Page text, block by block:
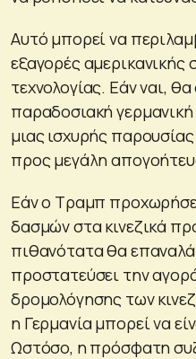
Αυτό μπορεί να
εξαγορές αμερικανικής
τεχνολογίας. Εάν ναι, θα
παραδοσιακή
μιας ισχυρής
προς μεγάλη
Εάν ο Τραμπ
δασμών στα κινεζικά
πιθανότατα θα
προστατεύσει την
δρομολόγησης των
η Γερμανία μπορεί να
Ωστόσο, η πρόσφατη